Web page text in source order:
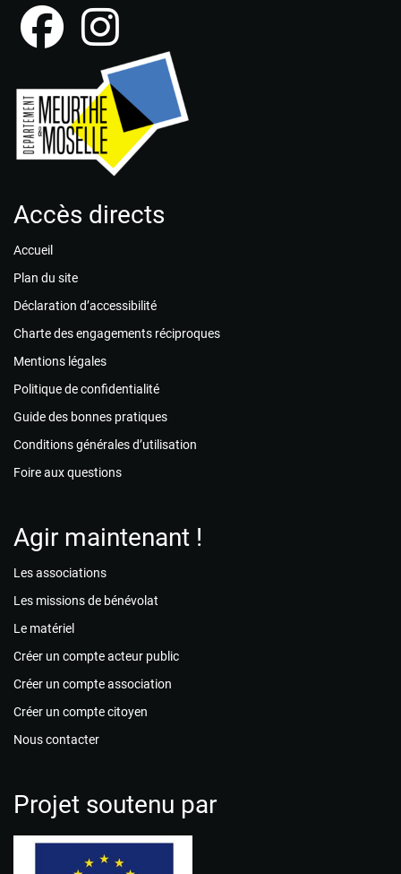
Accès directs
Accueil
Plan du site
Déclaration d’accessibilité
Charte des engagements réciproques
Mentions légales
Politique de confidentialité
Guide des bonnes pratiques
Conditions générales d’utilisation
Foire aux questions
Agir maintenant !
Les associations
Les missions de bénévolat
Le matériel
Créer un compte acteur public
Créer un compte association
Créer un compte citoyen
Nous contacter
Projet soutenu par